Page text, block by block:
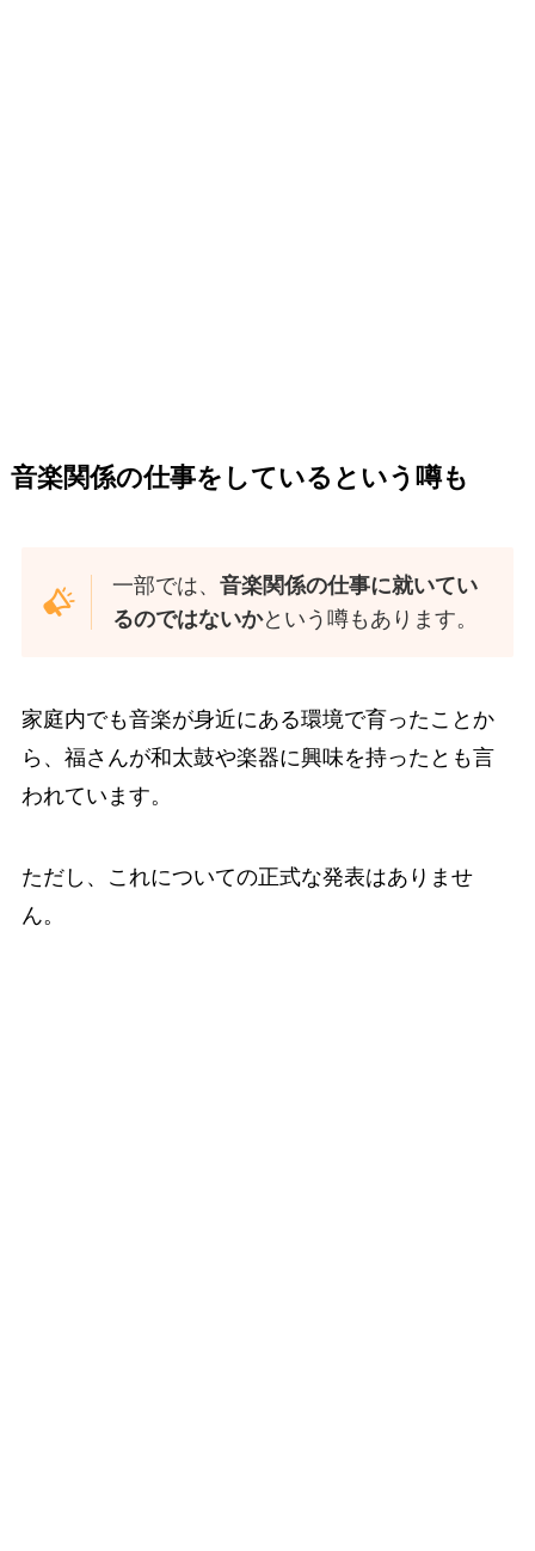
音楽関係の仕事をしているという噂も
一部では、音楽関係の仕事に就いてい
るのではないかという噂もあります。
家庭内でも音楽が身近にある環境で育ったことか
ら、福さんが和太鼓や楽器に興味を持ったとも言
われています。
ただし、これについての正式な発表はありませ
ん。